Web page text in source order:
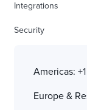
Integrations
Security
Americas:
Europe &